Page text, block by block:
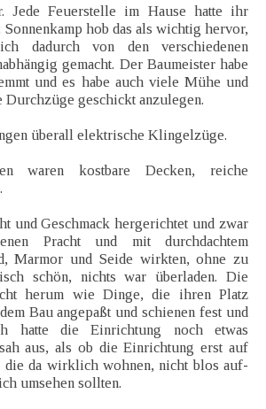
Jede Feuerstelle im Hause hatte ihr
Sonnenkamp hob das als wichtig hervor,
dadurch von den verschiedenen
gemacht. Der Baumeister habe
und es habe auch viele Mühe und
Durchzüge geschickt anzulegen.
überall elektrische Klingelzüge.
waren kostbare Decken, reiche
und Geschmack hergerichtet und zwar
Pracht und mit durchdachtem
Marmor und Seide wirkten, ohne zu
schön, nichts war überladen. Die
herum wie Dinge, die ihren Platz
Bau angepaßt und schienen fest und
hatte die Einrichtung noch etwas
aus, als ob die Einrichtung erst auf
die da wirklich wohnen, nicht blos auf-
umsehen sollten.